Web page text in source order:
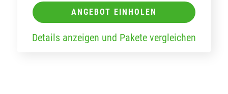
ANGEBOT EINHOLEN
Details anzeigen und Pakete vergleichen